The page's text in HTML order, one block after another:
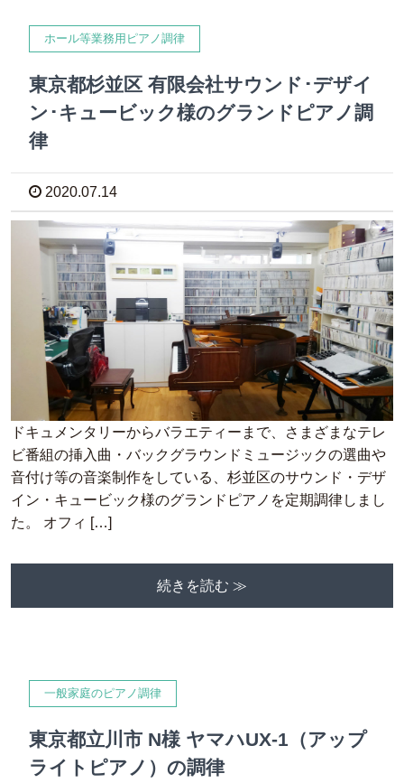
ホール等業務用ピアノ調律
東京都杉並区 有限会社サウンド･デザイ
ン･キュービック様のグランドピアノ調
律
2020.07.14
ドキュメンタリーからバラエティーまで、さまざまなテレ
ビ番組の挿入曲・バックグラウンドミュージックの選曲や
音付け等の音楽制作をしている、杉並区のサウンド・デザ
イン・キュービック様のグランドピアノを定期調律しまし
た。 オフィ […]
続きを読む ≫
一般家庭のピアノ調律
東京都立川市 N様 ヤマハUX-1（アップ
ライトピアノ）の調律